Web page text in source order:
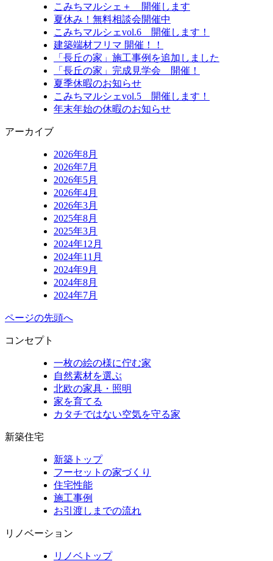
こみちマルシェ＋ 開催します
夏休み！無料相談会開催中
こみちマルシェvol.6 開催します！
建築端材フリマ 開催！！
「長丘の家」施工事例を追加しました
「長丘の家」完成見学会 開催！
夏季休暇のお知らせ
こみちマルシェvol.5 開催します！
年末年始の休暇のお知らせ
アーカイブ
2026年8月
2026年7月
2026年5月
2026年4月
2026年3月
2025年8月
2025年3月
2024年12月
2024年11月
2024年9月
2024年8月
2024年7月
ページの先頭へ
コンセプト
一枚の絵の様に佇む家
自然素材を選ぶ
北欧の家具・照明
家を育てる
カタチではない空気を守る家
新築住宅
新築トップ
フーセットの家づくり
住宅性能
施工事例
お引渡しまでの流れ
リノベーション
リノベトップ